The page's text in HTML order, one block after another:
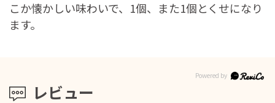
こか懐かしい味わいで、1個、また1個とくせになり
ます。
レビュー